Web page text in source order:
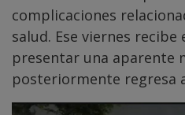
complicaciones
salud. Ese viernes
presentar una aparente
posteriormente regresa